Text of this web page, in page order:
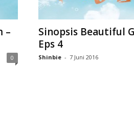
–
0
Sinopsis Beautiful
Eps 4
Shinbie - 7 Juni 2016